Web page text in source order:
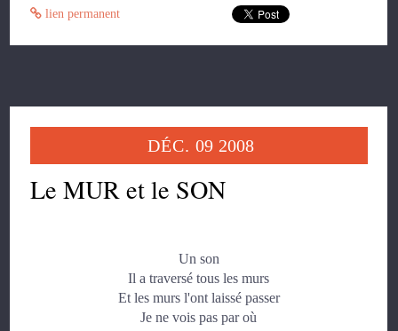
lien permanent
DÉC. 09 2008
Le MUR et le SON
Un son
Il a traversé tous les murs
Et les murs l'ont laissé passer
Je ne vois pas par où